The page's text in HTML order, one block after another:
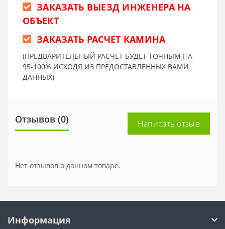
ЗАКАЗАТЬ ВЫЕЗД ИНЖЕНЕРА НА
ОБЪЕКТ
ЗАКАЗАТЬ РАСЧЕТ КАМИНА
(ПРЕДВАРИТЕЛЬНЫЙ РАСЧЕТ БУДЕТ ТОЧНЫМ НА
95-100% ИСХОДЯ ИЗ ПРЕДОСТАВЛЕННЫХ ВАМИ
ДАННЫХ)
Отзывов (0) Написать отзыв
Нет отзывов о данном товаре.
Информация